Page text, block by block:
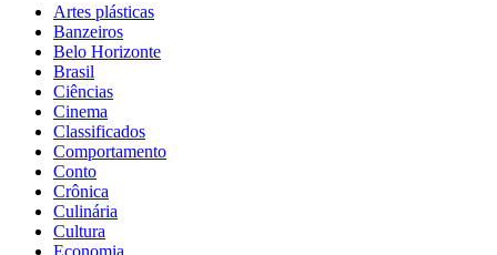
Artes plásticas
Banzeiros
Belo Horizonte
Brasil
Ciências
Cinema
Classificados
Comportamento
Conto
Crônica
Culinária
Cultura
Economia